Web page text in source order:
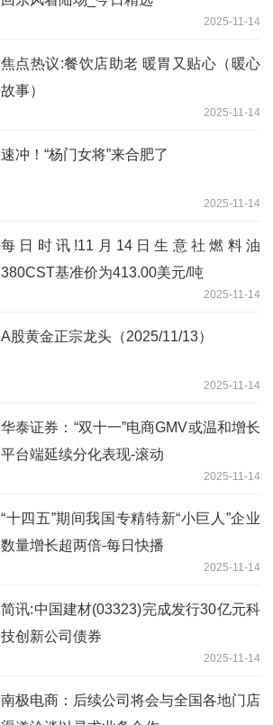
2025-11-14
焦点热议:餐饮店助老 暖胃又贴心（暖心
故事）
2025-11-14
速冲！“杨门女将”来合肥了
2025-11-14
每日时讯!11月14日生意社燃料油
380CST基准价为413.00美元/吨
2025-11-14
A股黄金正宗龙头（2025/11/13）
2025-11-14
华泰证券：“双十一”电商GMV或温和增长
平台端延续分化表现-滚动
2025-11-14
“十四五”期间我国专精特新“小巨人”企业
数量增长超两倍-每日快播
2025-11-14
简讯:中国建材(03323)完成发行30亿元科
技创新公司债券
2025-11-14
南极电商：后续公司将会与全国各地门店